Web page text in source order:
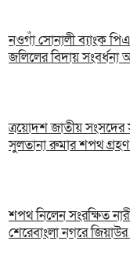
নওগাঁ সোনালী ব্যাংক
জলিলের বিদায় সংবর্ধনা
ত্রয়োদশ জাতীয়
সুলতানা রুমার শপথ গ্রহণ
শপথ নিলেন সংরক্ষিত
শেরেবাংলা নগরে